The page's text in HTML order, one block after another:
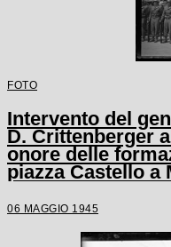
FOTO
Intervento del
D. Crittenberger
onore delle
piazza Castello a
06 MAGGIO 1945